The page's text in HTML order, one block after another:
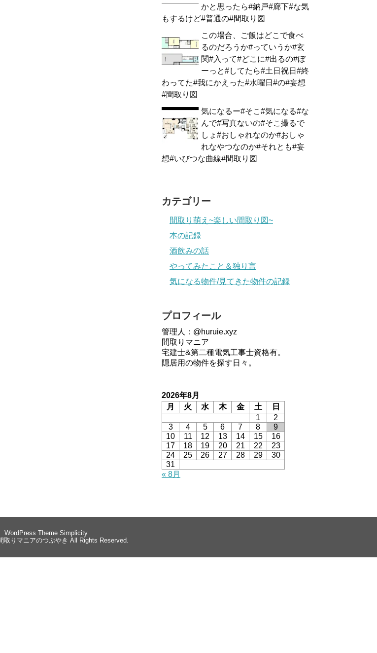
かと思ったら#納戸#廊下#な気
もするけど#普通の#間取り図
この場合、ご飯はどこで食べ
るのだろうか#っていうか#玄
関#入って#どこに#出るの#ぼ
ーっと#してたら#土日祝日#終
わってた#我にかえった#水曜日#の#妄想
#間取り図
気になるー#そこ#気になる#な
んで#写真ないの#そこ撮るで
しょ#おしゃれなのか#おしゃ
れなやつなのか#それとも#妄
想#いびつな曲線#間取り図
カテゴリー
間取り萌え~楽しい間取り図~
本の記録
酒飲みの話
やってみたこと＆独り言
気になる物件/見てきた物件の記録
プロフィール
管理人：@huruie.xyz
間取りマニア
宅建士&第二種電気工事士資格有。
隠居用の物件を探す日々。
2026年8月
月
火 水 木 金 土
日
1
2
3
4 5 6 7 8
9
10
11 12 13 14 15
16
17
18 19 20 21 22
23
24
25 26 27 28 29
30
31
« 8月
WordPress Theme Simplicity
取りマニアのつぶやき All Rights Reserved.